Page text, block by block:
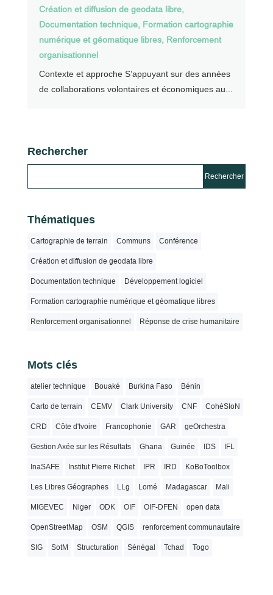
Création et diffusion de geodata libre,
Documentation technique, Formation cartographie
numérique et géomatique libres, Renforcement
organisationnel
Contexte et approche S’appuyant sur des années
de collaborations volontaires et économiques au...
Rechercher
Thématiques
Cartographie de terrain Communs Conférence
Création et diffusion de geodata libre
Documentation technique Développement logiciel
Formation cartographie numérique et géomatique libres
Renforcement organisationnel Réponse de crise humanitaire
Mots clés
atelier technique Bouaké Burkina Faso Bénin
Carto de terrain CEMV Clark University CNF CohéSIoN
CRD Côte d'Ivoire Francophonie GAR geOrchestra
Gestion Axée sur les Résultats Ghana Guinée IDS IFL
InaSAFE Institut Pierre Richet IPR IRD KoBoToolbox
Les Libres Géographes LLg Lomé Madagascar Mali
MIGEVEC Niger ODK OIF OIF-DFEN open data
OpenStreetMap OSM QGIS renforcement communautaire
SIG SotM Structuration Sénégal Tchad Togo